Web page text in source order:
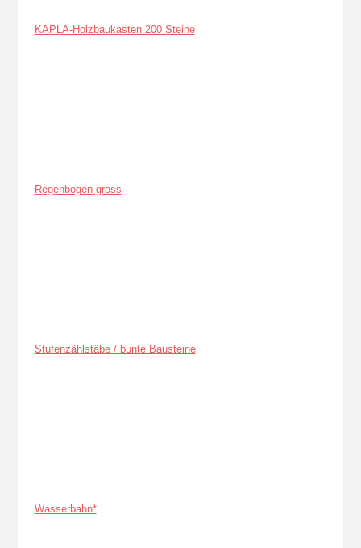
KAPLA-Holzbaukasten 200 Steine
Regenbogen gross
Stufenzählstäbe / bunte Bausteine
Wasserbahn*